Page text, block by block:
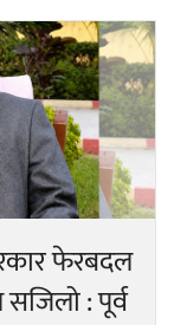
फेरबदल
: पूर्व